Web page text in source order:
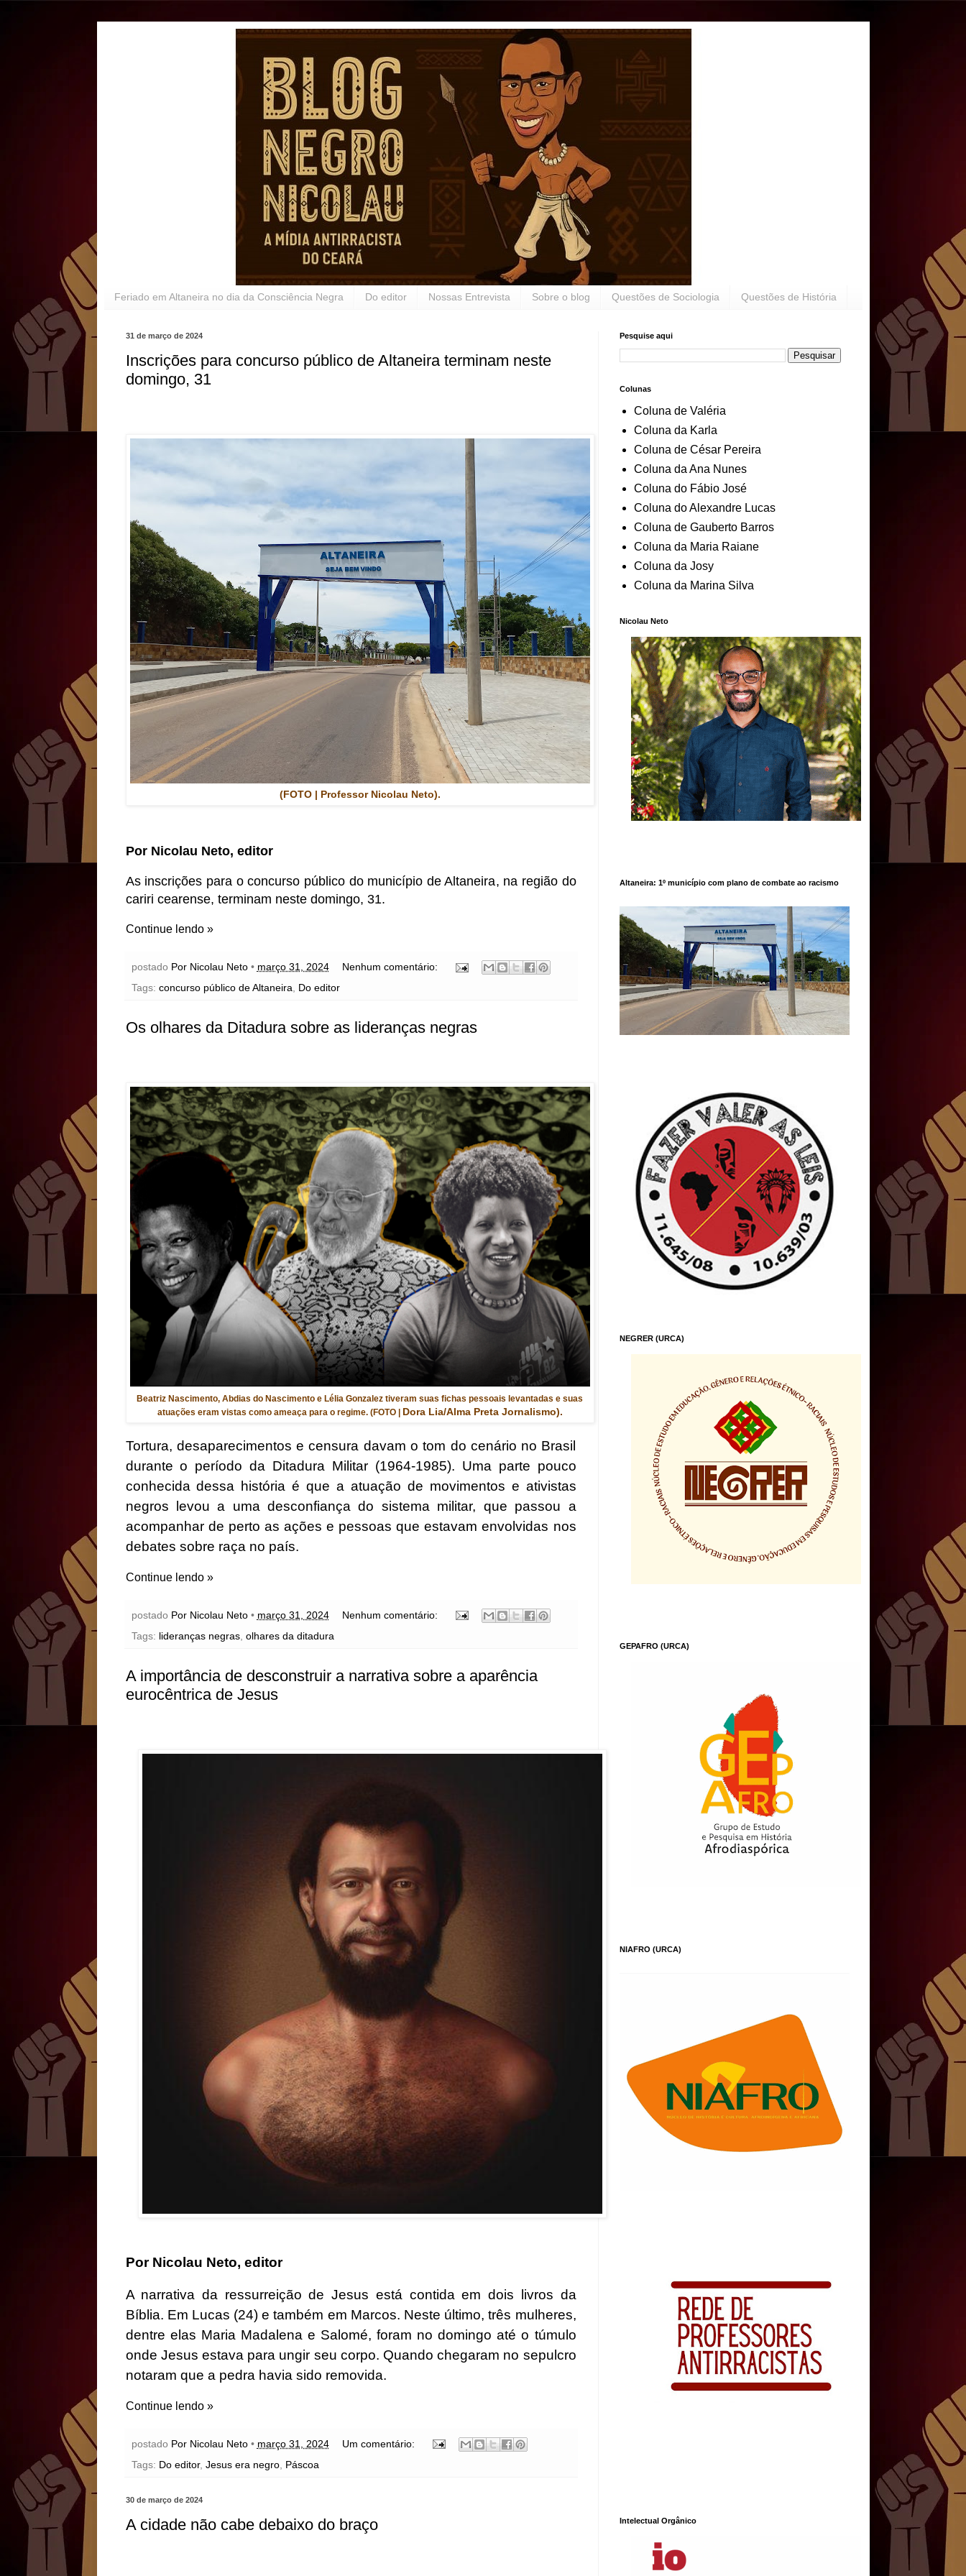
Feriado em Altaneira no dia da Consciência Negra Do editor Nossas Entrevista Sobre o blog Questões de Sociologia Questões de História
31 de março de 2024
Inscrições para concurso público de Altaneira terminam neste
domingo, 31
(FOTO | Professor Nicolau Neto).
Por Nicolau Neto, editor
As inscrições para o concurso público do município de Altaneira, na região do
cariri cearense, terminam neste domingo, 31.
Continue lendo »
postado Por Nicolau Neto • março 31, 2024
Nenhum comentário:
Tags: concurso público de Altaneira, Do editor
Os olhares da Ditadura sobre as lideranças negras
Beatriz Nascimento, Abdias do Nascimento e Lélia Gonzalez tiveram suas fichas pessoais levantadas e suas
atuações eram vistas como ameaça para o regime. (FOTO |
Dora Lia/Alma Preta Jornalismo).
Tortura, desaparecimentos e censura davam o tom do cenário no Brasil
durante o período da Ditadura Militar (1964-1985). Uma parte pouco
conhecida dessa história é que a atuação de movimentos e ativistas
negros levou a uma desconfiança do sistema militar, que passou a
acompanhar de perto as ações e pessoas que estavam envolvidas nos
debates sobre raça no país.
Continue lendo »
postado Por Nicolau Neto • março 31, 2024
Nenhum comentário:
Tags: lideranças negras, olhares da ditadura
A importância de desconstruir a narrativa sobre a aparência
eurocêntrica de Jesus
Por Nicolau Neto, editor
A narrativa da ressurreição de Jesus está contida em dois livros da
Bíblia. Em Lucas (24) e também em Marcos. Neste último, três mulheres,
dentre elas Maria Madalena e Salomé, foram no domingo até o túmulo
onde Jesus estava para ungir seu corpo. Quando chegaram no sepulcro
notaram que a pedra havia sido removida.
Continue lendo »
postado Por Nicolau Neto • março 31, 2024
Um comentário:
Tags: Do editor, Jesus era negro, Páscoa
30 de março de 2024
A cidade não cabe debaixo do braço
Pesquise aqui
Colunas
Coluna de Valéria
Coluna da Karla
Coluna de César Pereira
Coluna da Ana Nunes
Coluna do Fábio José
Coluna do Alexandre Lucas
Coluna de Gauberto Barros
Coluna da Maria Raiane
Coluna da Josy
Coluna da Marina Silva
Nicolau Neto
Altaneira: 1º município com plano de combate ao racismo
NEGRER (URCA)
GEPAFRO (URCA)
NIAFRO (URCA)
Intelectual Orgânico